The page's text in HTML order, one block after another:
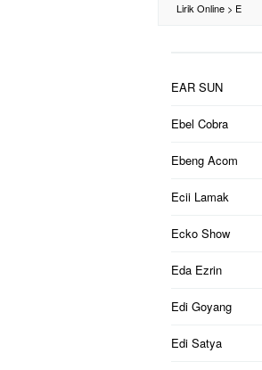
Lirik Online > E
EAR SUN
Ebel Cobra
Ebeng Acom
Ecii Lamak
Ecko Show
Eda Ezrin
Edi Goyang
Edi Satya